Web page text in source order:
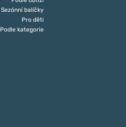
Sezónní balíčky
Pro děti
Podle kategorie